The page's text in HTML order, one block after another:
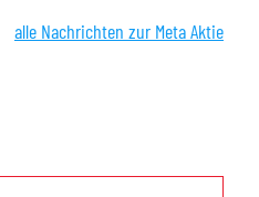
alle Nachrichten zur Meta Aktie